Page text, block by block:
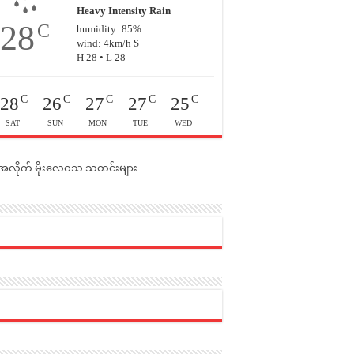
28C
Heavy Intensity Rain
humidity: 85%
wind: 4km/h S
H 28 • L 28
28 C
SAT
26 C
SUN
27 C
MON
27 C
TUE
25 C
WED
လိုက် မိုးလေဝသ သတင်းများ